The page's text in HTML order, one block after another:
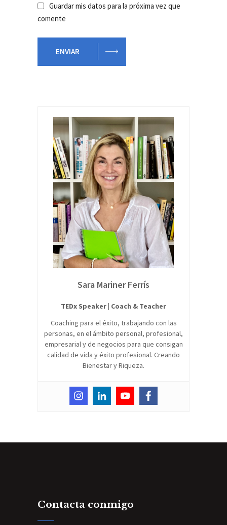
Guardar mis datos para la próxima vez que
comente
ENVIAR
Sara Mariner Ferrís
TEDx Speaker | Coach & Teacher
Coaching para el éxito, trabajando con las
personas, en el ámbito personal, profesional,
empresarial y de negocios para que consigan
calidad de vida y éxito profesional. Creando
Bienestar y Riqueza.
Contacta conmigo